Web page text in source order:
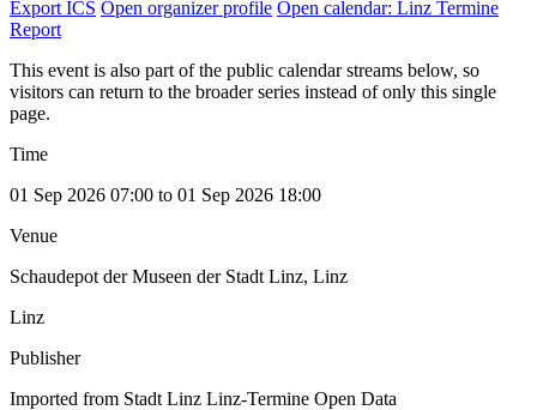
Export ICS Open organizer profile Open calendar: Linz Termine
Report
This event is also part of the public calendar streams below, so
visitors can return to the broader series instead of only this single
page.
Time
01 Sep 2026 07:00 to 01 Sep 2026 18:00
Venue
Schaudepot der Museen der Stadt Linz, Linz
Linz
Publisher
Imported from Stadt Linz Linz-Termine Open Data